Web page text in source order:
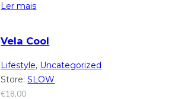
Ler mais
Vela Cool
Lifestyle, Uncategorized
Store:SLOW
€18,00